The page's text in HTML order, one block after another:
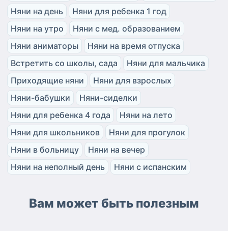
Няни на день
Няни для ребенка 1 год
Няни на утро
Няни с мед. образованием
Няни аниматоры
Няни на время отпуска
Встретить со школы, сада
Няни для мальчика
Приходящие няни
Няни для взрослых
Няни-бабушки
Няни-сиделки
Няни для ребенка 4 года
Няни на лето
Няни для школьников
Няни для прогулок
Няни в больницу
Няни на вечер
Няни на неполный день
Няни с испанским
Вам может быть полезным